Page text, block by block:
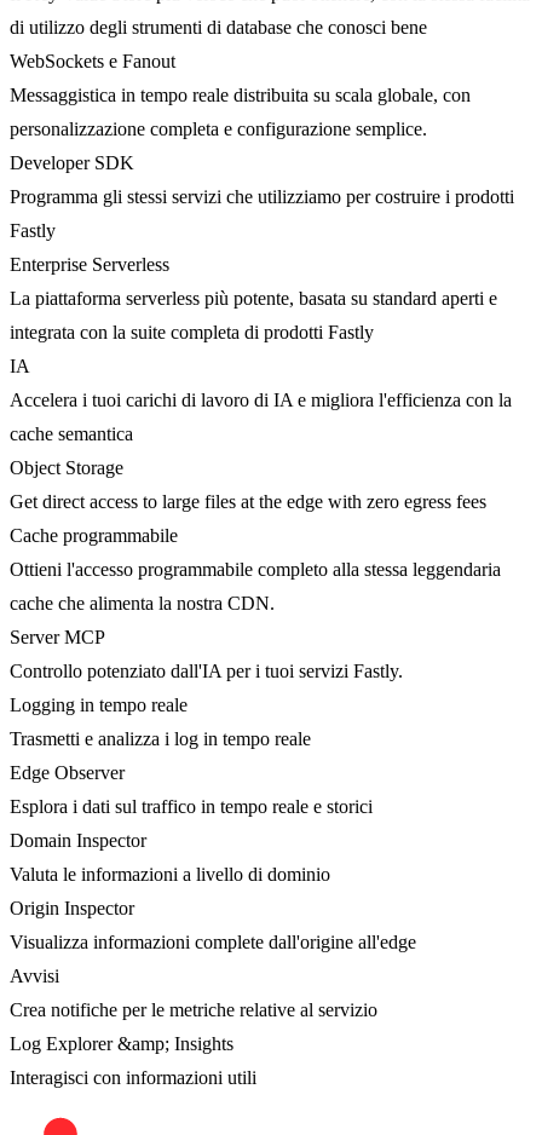
di utilizzo degli strumenti di database che conosci bene
WebSockets e Fanout
Messaggistica in tempo reale distribuita su scala globale, con
personalizzazione completa e configurazione semplice.
Developer SDK
Programma gli stessi servizi che utilizziamo per costruire i prodotti
Fastly
Enterprise Serverless
La piattaforma serverless più potente, basata su standard aperti e
integrata con la suite completa di prodotti Fastly
IA
Accelera i tuoi carichi di lavoro di IA e migliora l'efficienza con la
cache semantica
Object Storage
Get direct access to large files at the edge with zero egress fees
Cache programmabile
Ottieni l'accesso programmabile completo alla stessa leggendaria
cache che alimenta la nostra CDN.
Server MCP
Controllo potenziato dall'IA per i tuoi servizi Fastly.
Logging in tempo reale
Trasmetti e analizza i log in tempo reale
Edge Observer
Esplora i dati sul traffico in tempo reale e storici
Domain Inspector
Valuta le informazioni a livello di dominio
Origin Inspector
Visualizza informazioni complete dall'origine all'edge
Avvisi
Crea notifiche per le metriche relative al servizio
Log Explorer &amp; Insights
Interagisci con informazioni utili